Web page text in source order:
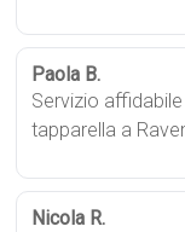
Paola B.
Servizio
tapparella a
Nicola R.